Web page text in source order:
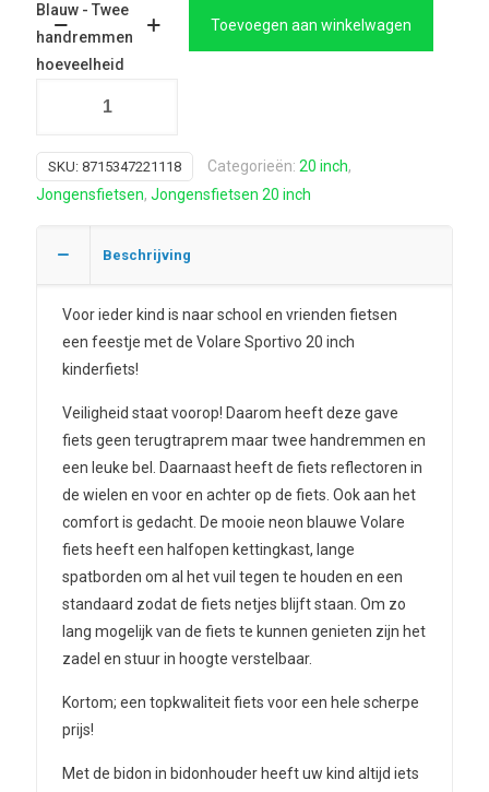
Blauw - Twee
handremmen
hoeveelheid
Toevoegen aan winkelwagen
SKU: 8715347221118 Categorieën: 20 inch,
Jongensfietsen, Jongensfietsen 20 inch
Beschrijving
Voor ieder kind is naar school en vrienden fietsen
een feestje met de Volare Sportivo 20 inch
kinderfiets!
Veiligheid staat voorop! Daarom heeft deze gave
fiets geen terugtraprem maar twee handremmen en
een leuke bel. Daarnaast heeft de fiets reflectoren in
de wielen en voor en achter op de fiets. Ook aan het
comfort is gedacht. De mooie neon blauwe Volare
fiets heeft een halfopen kettingkast, lange
spatborden om al het vuil tegen te houden en een
standaard zodat de fiets netjes blijft staan. Om zo
lang mogelijk van de fiets te kunnen genieten zijn het
zadel en stuur in hoogte verstelbaar.
Kortom; een topkwaliteit fiets voor een hele scherpe
prijs!
Met de bidon in bidonhouder heeft uw kind altijd iets